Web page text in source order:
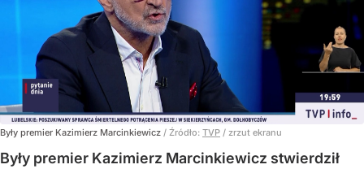
Były premier Kazimierz Marcinkiewicz / Źródło: TVP / zrzut ekranu
Były premier Kazimierz Marcinkiewicz stwierdził